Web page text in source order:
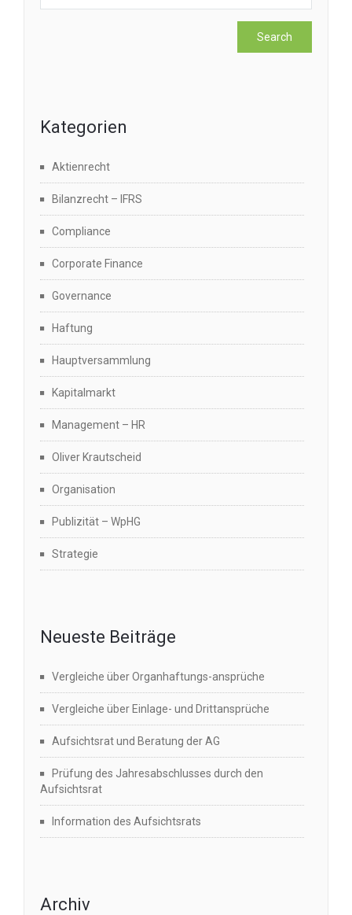
Kategorien
Aktienrecht
Bilanzrecht – IFRS
Compliance
Corporate Finance
Governance
Haftung
Hauptversammlung
Kapitalmarkt
Management – HR
Oliver Krautscheid
Organisation
Publizität – WpHG
Strategie
Neueste Beiträge
Vergleiche über Organhaftungs-ansprüche
Vergleiche über Einlage- und Drittansprüche
Aufsichtsrat und Beratung der AG
Prüfung des Jahresabschlusses durch den
Aufsichtsrat
Information des Aufsichtsrats
Archiv